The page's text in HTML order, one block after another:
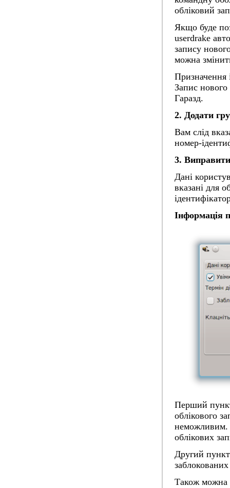
обліковий
Якщо буде
userdrake
запису
можна
Призначення
Запис нового
Гаразд.
2. Додати
Вам слід
номер-
3. Виправити
Дані
вказані для
Інформація
Перший
облікового
неможливим.
облікових
Другий
Також можна